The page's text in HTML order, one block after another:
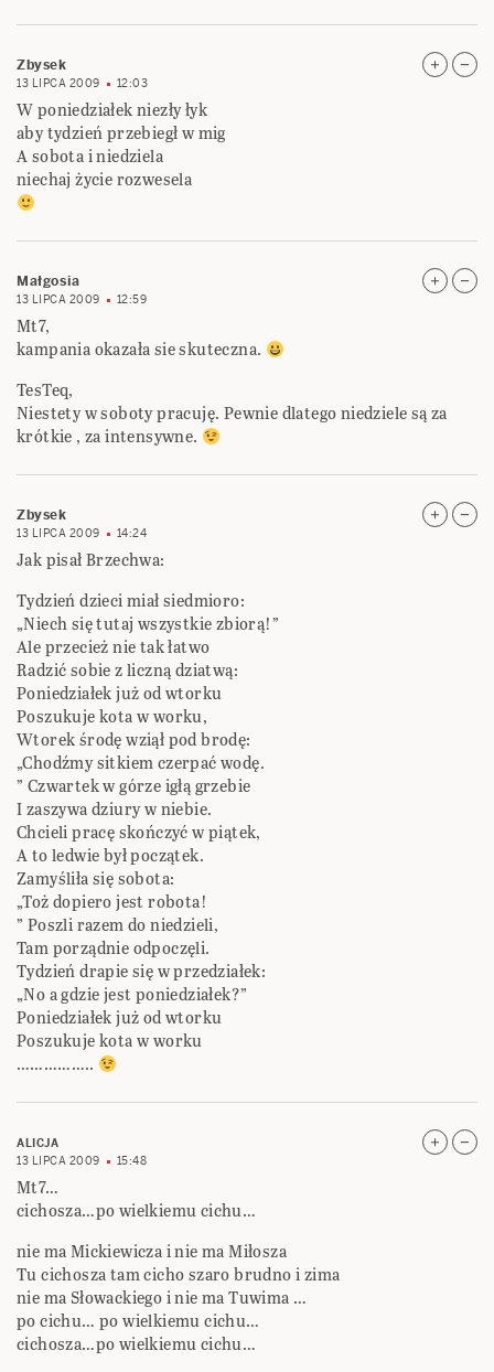
Zbysek
13 LIPCA 2009 12:03
W poniedziałek niezły łyk
aby tydzień przebiegł w mig
A sobota i niedziela
niechaj życie rozwesela
Małgosia
13 LIPCA 2009 12:59
Mt7,
kampania okazała sie skuteczna.
TesTeq,
Niestety w soboty pracuję. Pewnie dlatego niedziele są za
krótkie , za intensywne.
Zbysek
13 LIPCA 2009 14:24
Jak pisał Brzechwa:
Tydzień dzieci miał siedmioro:
„Niech się tutaj wszystkie zbiorą!”
Ale przecież nie tak łatwo
Radzić sobie z liczną dziatwą:
Poniedziałek już od wtorku
Poszukuje kota w worku,
Wtorek środę wziął pod brodę:
„Chodźmy sitkiem czerpać wodę.
” Czwartek w górze igłą grzebie
I zaszywa dziury w niebie.
Chcieli pracę skończyć w piątek,
A to ledwie był początek.
Zamyśliła się sobota:
„Toż dopiero jest robota!
” Poszli razem do niedzieli,
Tam porządnie odpoczęli.
Tydzień drapie się w przedziałek:
„No a gdzie jest poniedziałek?”
Poniedziałek już od wtorku
Poszukuje kota w worku
……………..
ALICJA
13 LIPCA 2009
15:48
Mt7…
cichosza…po wielkiemu cichu…
nie ma Mickiewicza i nie ma Miłosza
Tu cichosza tam cicho szaro brudno i zima
nie ma Słowackiego i nie ma Tuwima …
po cichu… po wielkiemu cichu…
cichosza…po wielkiemu cichu…